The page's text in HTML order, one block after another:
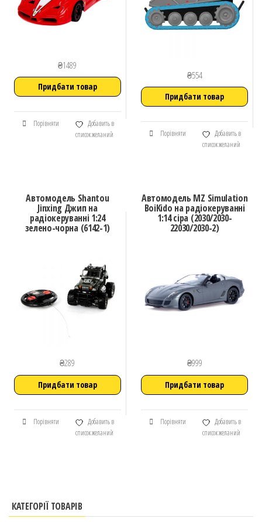
₴1489
Придбати товар
Порівняти
Добавить в
список желаний
₴554
Придбати товар
Порівняти
Добавить в
список желаний
Автомодель Shantou
Jinxing Джип на
радіокеруванні 1:24
зелено-чорна (6142-1)
₴289
Придбати товар
Порівняти
Добавить в
список желаний
Автомодель MZ Simulation
BoiKido на радіокеруванні
1:14 сіра (2030/2030-
22030/2030-2)
₴999
Придбати товар
Порівняти
Добавить в
список желаний
КАТЕГОРІЇ ТОВАРІВ